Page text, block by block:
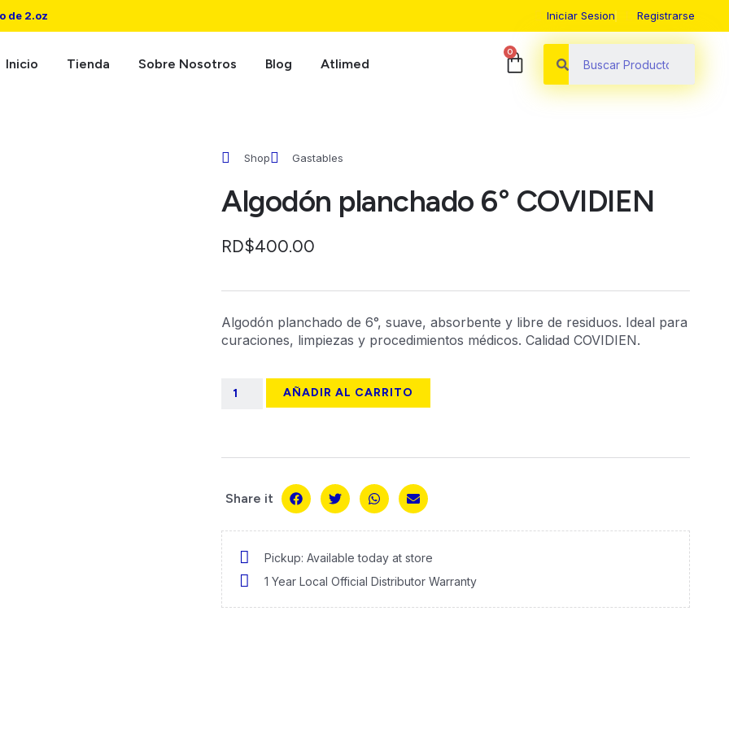
de 2.oz Iniciar Sesion Registrarse
Inicio Tienda Sobre Nosotros Blog Atlimed
0
Shop Gastables
Algodón planchado 6° COVIDIEN
RD$400.00
Algodón planchado de 6°, suave, absorbente y libre de residuos. Ideal para
curaciones, limpiezas y procedimientos médicos. Calidad COVIDIEN.
AÑADIR AL CARRITO
Share it
Pickup: Available today at store
1 Year Local Official Distributor Warranty